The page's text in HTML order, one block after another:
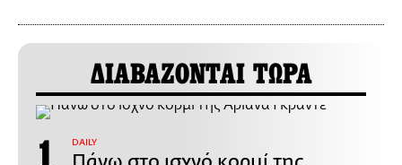
ΔΙΑΒΑΖΟΝΤΑΙ ΤΩΡΑ
DAILY